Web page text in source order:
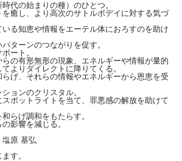
て活躍してくれることでしょう。
代の始まりの種）のひとつ。
癒し、より高次のサトルボデイに対する気づ
る知恵や情報をエーテル体におろすのを助け
ターンのつながりを促す。
ート。
の有形無形の現象、エネルギーや情報が量的
よりダイレクトに降りてくる。
げ、それらの情報やエネルギーから恩恵を受
ョンのクリスタル。
ポットライトを当て、罪悪感の解放を助けて
らげ調和をもたらす。
影響を減じる。
原 基弘
す。